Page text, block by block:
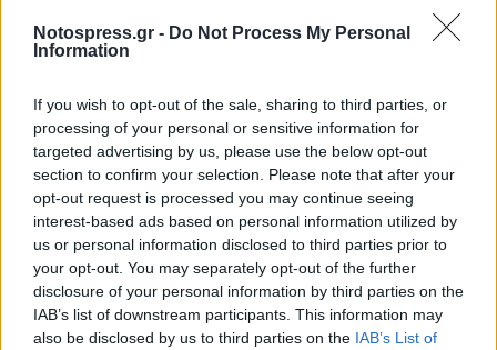
Notospress.gr - Do Not Process My Personal
Information
If you wish to opt-out of the sale, sharing to third parties, or
processing of your personal or sensitive information for
targeted advertising by us, please use the below opt-out
section to confirm your selection. Please note that after your
opt-out request is processed you may continue seeing
interest-based ads based on personal information utilized by
us or personal information disclosed to third parties prior to
your opt-out. You may separately opt-out of the further
disclosure of your personal information by third parties on the
IAB’s list of downstream participants. This information may
also be disclosed by us to third parties on the IAB’s List of
πλάκα, με την αφρικανική πλάκα να διεισδύει
κάτω από την ευρωπαϊκή.
Πηγή: gazzetta.gr
Ακολουθήστε τοnotospress.grστο Google News και
μάθετε πρώτοιόλες τις ειδήσεις
TAGS: ΚΟΡΙΝΘΙΑΚΟΣ
ΚΟΡΙΝΘΙΑΚΟΣ ΚΟΛΠΟΣ
ΤΣΟΥΝΑΜΙ
ΑΧΑΪΑ ΣΑΝ ΣΗΜΕΡΑ ΑΙΓΙΟ